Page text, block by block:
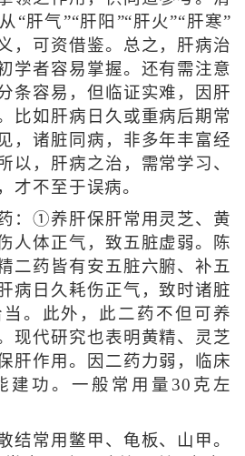
“肝气”“肝阳”“肝火”“肝寒”
，可资借鉴。总之，肝病治
学者容易掌握。还有需注意
条容易，但临证实难，因肝
比如肝病日久或重病后期常
，诸脏同病，非多年丰富经
以，肝病之治，需常学习、
才不至于误病。
①养肝保肝常用灵芝、黄
人体正气，致五脏虚弱。陈
二药皆有安五脏六腑、补五
病日久耗伤正气，致时诸脏
。此外，此二药不但可养
现代研究也表明黄精、灵芝
肝作用。因二药力弱，临床
建功。一般常用量30克左
常用鳖甲、龟板、山甲。